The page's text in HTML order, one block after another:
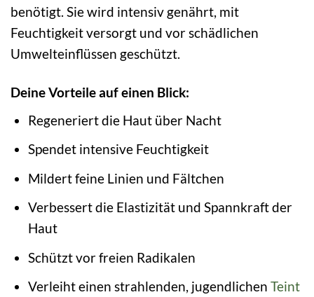
benötigt. Sie wird intensiv genährt, mit
Feuchtigkeit versorgt und vor schädlichen
Umwelteinflüssen geschützt.
Deine Vorteile auf einen Blick:
Regeneriert die Haut über Nacht
Spendet intensive Feuchtigkeit
Mildert feine Linien und Fältchen
Verbessert die Elastizität und Spannkraft der
Haut
Schützt vor freien Radikalen
Verleiht einen strahlenden, jugendlichen Teint